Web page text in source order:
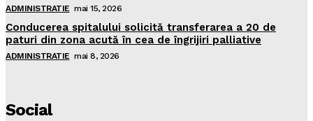
ADMINISTRATIE mai 15, 2026
Conducerea spitalului solicită transferarea a 20 de
paturi din zona acută în cea de îngrijiri palliative
ADMINISTRATIE mai 8, 2026
Social